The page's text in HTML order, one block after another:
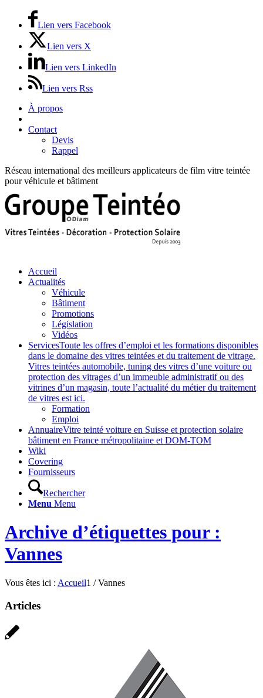
Lien vers Facebook
Lien vers X
Lien vers LinkedIn
Lien vers Rss
À propos
Contact
Devis
Rappel
Réseau international des meilleurs applicateurs de film vitre teintée
pour véhicule et bâtiment
Accueil
Actualités
Véhicule
Bâtiment
Promotions
Législation
Vidéos
ServicesToute les offres d’emploi et les formations disponibles
dans le domaine des vitres teintées et du traitement de vitrage.
Vitres teintées automobile, tuning des vitres d’une voiture ou
protection des vitrages d’un immeuble administratif ou des
vitrines d’un magasin, toute l’actualité du métier du traitement
de vitres est ici.
Formation
Emploi
AnnuaireVitre teinté voiture en Suisse et protection solaire
bâtiment en France métropolitaine et DOM-TOM
Wiki
Covering
Fournisseurs
Rechercher
Menu Menu
Archive d’étiquettes pour :
Vannes
Vous êtes ici : Accueil1 / Vannes
Articles